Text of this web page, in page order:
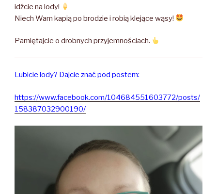
idźcie na lody!
Niech Wam kapią po brodzie i robią klejące wąsy!
Pamiętajcie o drobnych przyjemnościach.
Lubicie lody? Dajcie znać pod postem:
https://www.facebook.com/104684551603772/posts/
158387032900190/